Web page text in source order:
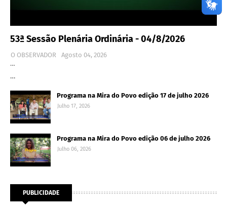
53ª Sessão Plenária Ordinária - 04/8/2026
O OBSERVADOR
Agosto 04, 2026
…
…
Programa na Mira do Povo edição 17 de julho 2026
Julho 17, 2026
Programa na Mira do Povo edição 06 de julho 2026
Julho 06, 2026
PUBLICIDADE